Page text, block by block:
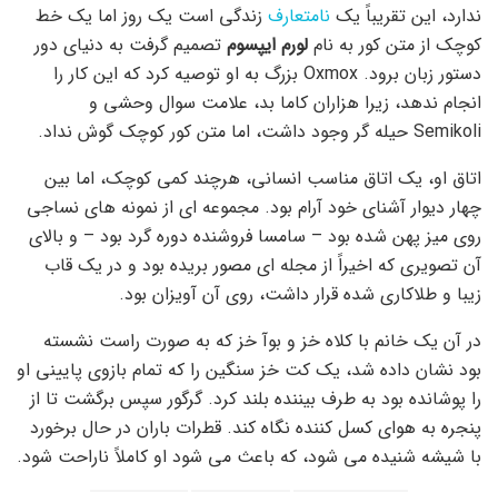
ندارد، این تقریباً یک نامتعارف زندگی است یک روز اما یک خط
کوچک از متن کور به نام لورم ایپسوم تصمیم گرفت به دنیای دور
دستور زبان برود. Oxmox بزرگ به او توصیه کرد که این کار را
انجام ندهد، زیرا هزاران کاما بد، علامت سوال وحشی و
Semikoli حیله گر وجود داشت، اما متن کور کوچک گوش نداد.
اتاق او، یک اتاق مناسب انسانی، هرچند کمی کوچک، اما بین
چهار دیوار آشنای خود آرام بود. مجموعه ای از نمونه های نساجی
روی میز پهن شده بود – سامسا فروشنده دوره گرد بود – و بالای
آن تصویری که اخیراً از مجله ای مصور بریده بود و در یک قاب
زیبا و طلاکاری شده قرار داشت، روی آن آویزان بود.
در آن یک خانم با کلاه خز و بوآ خز که به صورت راست نشسته
بود نشان داده شد، یک کت خز سنگین را که تمام بازوی پایینی او
را پوشانده بود به طرف بیننده بلند کرد. گرگور سپس برگشت تا از
پنجره به هوای کسل کننده نگاه کند. قطرات باران در حال برخورد
با شیشه شنیده می شود، که باعث می شود او کاملاً ناراحت شود.